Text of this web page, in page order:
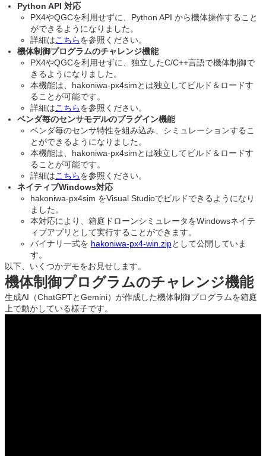
Python API 対応
PX4やQGCを利用せずに、Python API から機体操作すること
ができるようになりました。
詳細はこちらを参照ください。
機体制御プログラムのチャレンジ機能
PX4やQGCを利用せずに、独立したC/C++言語で機体制御で
きるようになりました。
本機能は、hakoniwa-px4simとは独立してビルド＆ロードす
ることが可能です。
詳細はこちらを参照ください。
ベンダ毎のセンサモデルのプラグイン機能
ベンダ毎のセンサ特性を組み込み、シミュレーションするこ
とができるようになりました。
本機能は、hakoniwa-px4simとは独立してビルド＆ロードす
ることが可能です。
詳細はこちらを参照ください。
ネイティブWindows対応
hakoniwa-px4sim をVisual Studioでビルドできるようになり
ました。
本対応により、箱庭ドローンシミュレータをWindowsネイテ
ィブアプリとして実行することができます。
バイナリ一式を hakoniwa-px4-win.zipとして公開していま
す。
以下、いくつかデモをお見せします。
機体制御プログラムのチャレンジ機能
生成AI（ChatGPTとGemini）が作成した機体制御プログラムを箱庭
上で動かしている様子です。